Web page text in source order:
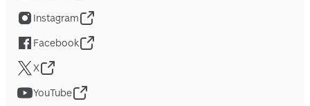
Instagram
Facebook
X
YouTube